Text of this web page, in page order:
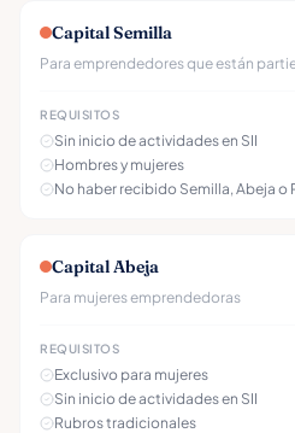
Capital Semilla
Para emprendedores que están
REQUISITOS
Sin inicio de actividades en SII
Hombres y mujeres
No haber recibido Semilla, Abeja
Capital Abeja
Para mujeres emprendedoras
REQUISITOS
Exclusivo para mujeres
Sin inicio de actividades en SII
Rubros tradicionales